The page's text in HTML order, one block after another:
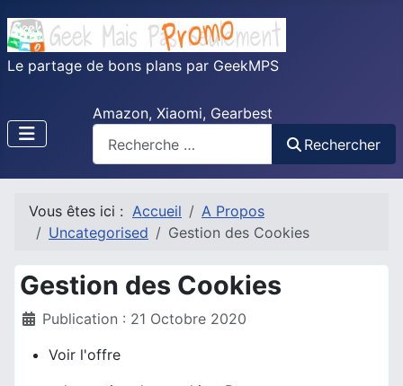
Le partage de bons plans par GeekMPS
Amazon, Xiaomi, Gearbest
Rechercher
Vous êtes ici : Accueil
A Propos
Uncategorised
Gestion des Cookies
Gestion des Cookies
DétailsPublication : 21 Octobre 2020
Voir l'offre